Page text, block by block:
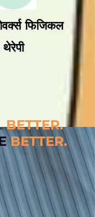
फिजिकल
थेरेपी
BETTER.
BETTER.